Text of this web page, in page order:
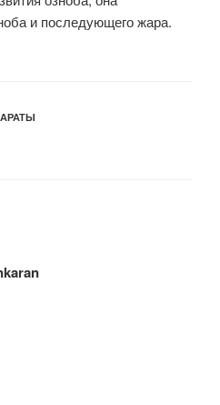
и последующего жара.